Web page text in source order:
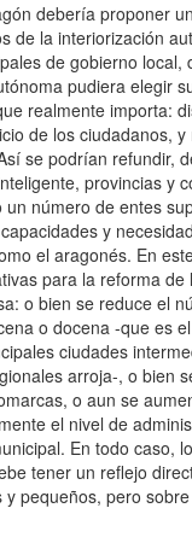
debería proponer
de la interiorización
de gobierno local,
pudiera elegir
realmente importa:
de los ciudadanos,
se podrían refundir,
provincias y
un número de entes
y
el aragonés. En
para la reforma de
o bien se reduce el
o docena -que es
ciudades
arroja-, o bien
o aun se
el nivel de
En todo caso,
tener un reflejo
y pequeños, pero